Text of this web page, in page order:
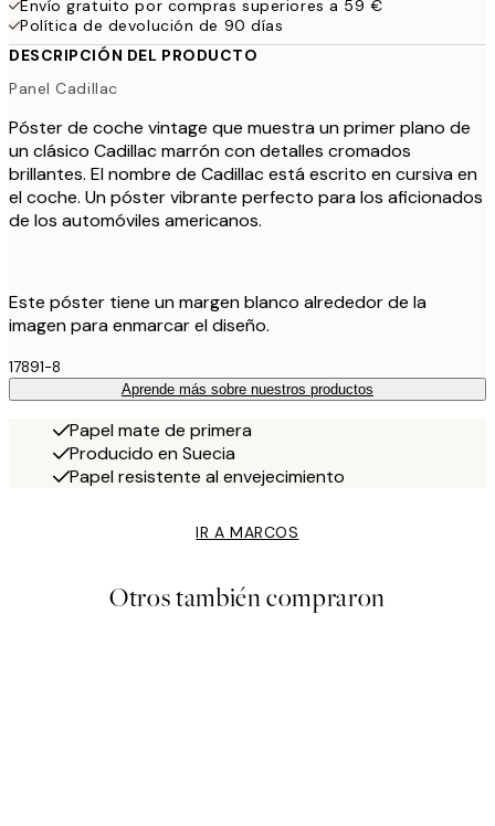
Envío gratuito por compras superiores a 59 €
Política de devolución de 90 días
DESCRIPCIÓN DEL PRODUCTO
Panel Cadillac
Póster de coche vintage que muestra un primer plano de
un clásico Cadillac marrón con detalles cromados
brillantes. El nombre de Cadillac está escrito en cursiva en
el coche. Un póster vibrante perfecto para los aficionados
de los automóviles americanos.
Este póster tiene un margen blanco alrededor de la
imagen para enmarcar el diseño.
17891-8
Aprende más sobre nuestros productos
Papel mate de primera
Producido en Suecia
Papel resistente al envejecimiento
IR A MARCOS
Otros también compraron